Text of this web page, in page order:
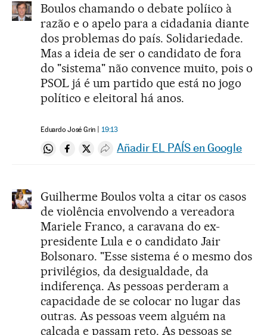
Boulos chamando o debate políico à
razão e o apelo para a cidadania diante
dos problemas do país. Solidariedade.
Mas a ideia de ser o candidato de fora
do "sistema" não convence muito, pois o
PSOL já é um partido que está no jogo
político e eleitoral há anos.
Eduardo José Grin 19:13
Compartir en Whatsapp
Compartir en Facebook
Compartir en Twitter
Desplegar Redes Sociales
Añadir EL PAÍS en Google
Guilherme Boulos volta a citar os casos
de violência envolvendo a vereadora
Mariele Franco, a caravana do ex-
presidente Lula e o candidato Jair
Bolsonaro. "Esse sistema é o mesmo dos
privilégios, da desigualdade, da
indiferença. As pessoas perderam a
capacidade de se colocar no lugar das
outras. As pessoas veem alguém na
calçada e passam reto. As pessoas se